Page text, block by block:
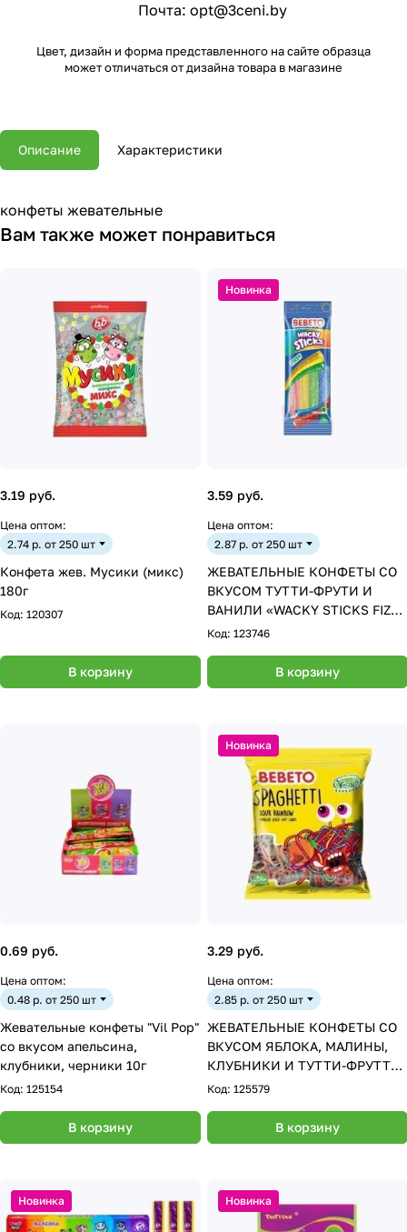
Почта: opt@3ceni.by
Цвет, дизайн и форма представленного на сайте образца
может отличаться от дизайна товара в магазине
Описание Характеристики
конфеты жевательные
Вам также может понравиться
3.19 руб.
Цена оптом:
2.74 р. от 250 шт
Конфета жев. Мусики (микс)
180г
Код: 120307
В корзину
Новинка
3.59 руб.
Цена оптом:
2.87 р. от 250 шт
ЖЕВАТЕЛЬНЫЕ КОНФЕТЫ СО
ВКУСОМ ТУТТИ-ФРУТИ И
ВАНИЛИ «WACKY STICKS FIZZY
Код: 123746
В корзину
0.69 руб.
Цена оптом:
0.48 р. от 250 шт
Жевательные конфеты "Vil Pop"
со вкусом апельсина,
клубники, черники 10г
Код: 125154
В корзину
Новинка
3.29 руб.
Цена оптом:
2.85 р. от 250 шт
ЖЕВАТЕЛЬНЫЕ КОНФЕТЫ СО
ВКУСОМ ЯБЛОКА, МАЛИНЫ,
КЛУБНИКИ И ТУТТИ-ФРУТТИ
«HAPPY LACER SOUR RAINBOW
РАДУЖНЫЕ СПАГЕТТИ» 80г
ТУРЦИЯ
Код: 125579
В корзину
Новинка Новинка